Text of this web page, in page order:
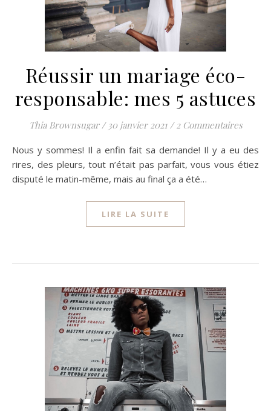
Réussir un mariage éco-
responsable: mes 5 astuces
Thia Brownsugar / 30 janvier 2021 / 2 Commentaires
Nous y sommes! Il a enfin fait sa demande! Il y a eu des
rires, des pleurs, tout n’était pas parfait, vous vous étiez
disputé le matin-même, mais au final ça a été…
LIRE LA SUITE